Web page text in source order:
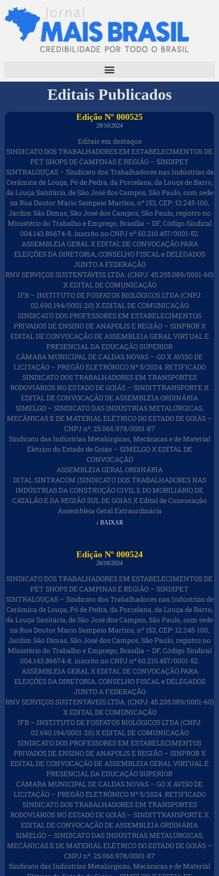
Editais Publicados
Edição Nº 000525
28/10/2024
Editais em destaque
SINDICATO DOS TRABALHADORES EM ESTABELECIMENTOS DE
PET SHOPS DE CAMPINAS E REGIÃO – SINDIPET
SINTRALOUÇAS – Sindicato dos Trabalhadores nas Indústrias de
Cerâmica de Louça, Pó de Pedra, da Porcelana, da Louça de Barro,
da Louça Sanitária, de São José dos Campos, São Paulo, com sede
na Rua Doutor Mario Sampaio Martins, nº 153, CEP: 12.245-100,
Jardim São Dimas, São José dos Campos, São Paulo, registro no
Ministério do Trabalho e Emprego, Brasília – DF, Código Sindical
004.143.86674-8, inscrito no CNPJ nº 60.210.457/0001-52.
ASSEMBLEIA GERAL X EDITAL DE CONVOCAÇÃO PARA
ELEIÇÕES DA DIRETORIA, CONSELHO FISCAL e DELEGADOS
JUNTO A FEDERAÇÃO
RNV SERVIÇOS SUSTENTÁVEIS LTDA. (CNPJ: 45.205.089/0001-60)
X EDITAL DE COMUNICAÇÃO
IFB – INSTITUTO DE FOSFATOS BIOLÓGICOS LTDA (CNPJ:
02.690.194/0001-20) X EDITAL DE COMUNICAÇÃO
SINDICATO DOS PROFESSORES EM ESTABELECIMENTOS
PRIVADOS DE ENSINO DE ANÁPOLIS E REGIÃO – SINPROR X
EDITAL DE CONVOCAÇÃO DE ASSEMBLEIA GERAL VIRTUAL E
PRESENCIAL DA EDUCAÇÃO SUPERIOR
CÂMARA MUNICIPAL DE CALDAS NOVAS – GO X AVISO DE
LICITAÇÃO – PREGÃO ELETRÔNICO Nº 5/2024. RETIFICADO
SINDICATO DOS TRABALHADORES EM TRANSPORTES
RODOVIÁRIOS NO ESTADO DE GOIÁS – SINDITTRANSPORTE X
EDITAL DE CONVOCAÇÃO DE ASSEMBLEIA ORDINÁRIA
SIMELGO – SINDICATO DAS INDÚSTRIAS METALÚRGICAS,
MECÂNICAS E DE MATERIAL ELÉTRICO DO ESTADO DE GOIÁS –
CNPJ nº. 25.066.978/0001-87
Sindicato das Indústrias Metalúrgicas, Mecânicas e de Material
Elétrico do Estado de Goiás – SIMELGO X EDITAL DE
CONVOCAÇÃO
ASSEMBLEIA GERAL ORDINÁRIA
DITAL SINTRACOM (SINDICATO DOS TRABALHADORES NAS
INDÚSTRIAS DA CONSTRUÇÃO CIVIL E DO MOBILIÁRIO DE
CATALÃO E DA REGIÃO SUL DE GOIÁS X Edital de Convocação
Assembleia Geral Extraordinária
↓ BAIXAR
Edição Nº 000524
26/10/2024
SINDICATO DOS TRABALHADORES EM ESTABELECIMENTOS DE
PET SHOPS DE CAMPINAS E REGIÃO – SINDIPET
SINTRALOUÇAS – Sindicato dos Trabalhadores nas Indústrias de
Cerâmica de Louça, Pó de Pedra, da Porcelana, da Louça de Barro,
da Louça Sanitária, de São José dos Campos, São Paulo, com sede
na Rua Doutor Mario Sampaio Martins, nº 153, CEP: 12.245-100,
Jardim São Dimas, São José dos Campos, São Paulo, registro no
Ministério do Trabalho e Emprego, Brasília – DF, Código Sindical
004.143.86674-8, inscrito no CNPJ nº 60.210.457/0001-52.
ASSEMBLEIA GERAL X EDITAL DE CONVOCAÇÃO PARA
ELEIÇÕES DA DIRETORIA, CONSELHO FISCAL e DELEGADOS
JUNTO A FEDERAÇÃO
RNV SERVIÇOS SUSTENTÁVEIS LTDA. (CNPJ: 45.205.089/0001-60)
X EDITAL DE COMUNICAÇÃO
IFB – INSTITUTO DE FOSFATOS BIOLÓGICOS LTDA (CNPJ:
02.690.194/0001-20) X EDITAL DE COMUNICAÇÃO
SINDICATO DOS PROFESSORES EM ESTABELECIMENTOS
PRIVADOS DE ENSINO DE ANÁPOLIS E REGIÃO – SINPROR X
EDITAL DE CONVOCAÇÃO DE ASSEMBLEIA GERAL VIRTUAL E
PRESENCIAL DA EDUCAÇÃO SUPERIOR
CÂMARA MUNICIPAL DE CALDAS NOVAS – GO X AVISO DE
LICITAÇÃO – PREGÃO ELETRÔNICO Nº 5/2024. RETIFICADO
SINDICATO DOS TRABALHADORES EM TRANSPORTES
RODOVIÁRIOS NO ESTADO DE GOIÁS – SINDITTRANSPORTE X
EDITAL DE CONVOCAÇÃO DE ASSEMBLEIA ORDINÁRIA
SIMELGO – SINDICATO DAS INDÚSTRIAS METALÚRGICAS,
MECÂNICAS E DE MATERIAL ELÉTRICO DO ESTADO DE GOIÁS –
CNPJ nº. 25.066.978/0001-87
Sindicato das Indústrias Metalúrgicas, Mecânicas e de Material